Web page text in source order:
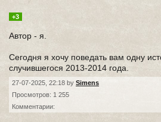
+3
Автор - я.
Сегодня я хочу поведать вам одну
случившегося 2013-2014 года.
27-07-2025, 22:18 by Simens
Просмотров: 1 255
Комментарии: